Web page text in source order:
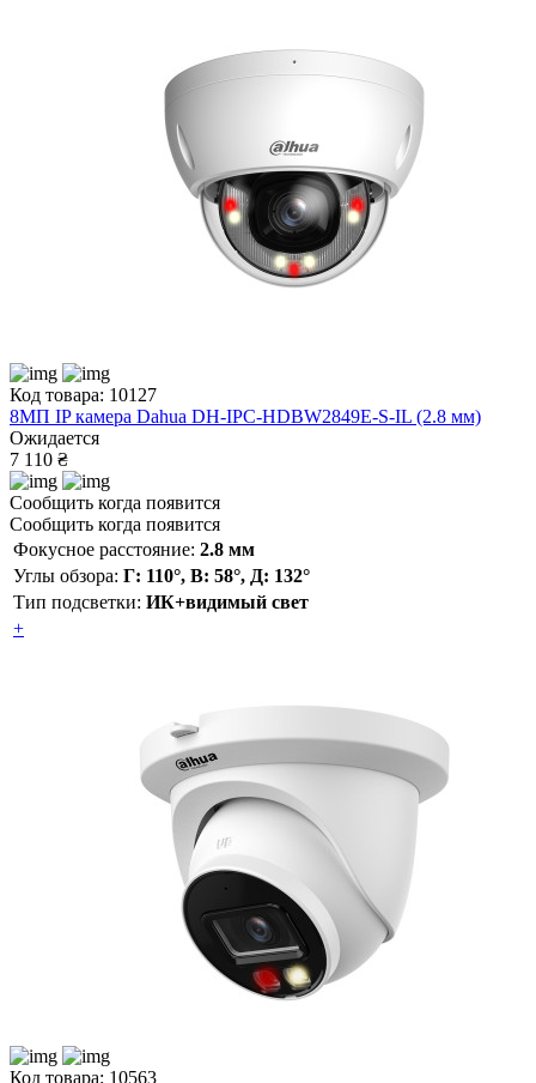
Код товара: 10127
8МП IP камера Dahua DH-IPC-HDBW2849E-S-IL (2.8 мм)
Ожидается
7 110 ₴
Сообщить когда появится
Сообщить когда появится
Фокусное расстояние: 2.8 мм
Углы обзора: Г: 110°, В: 58°, Д: 132°
Тип подсветки: ИК+видимый свет
+
Код товара: 10563